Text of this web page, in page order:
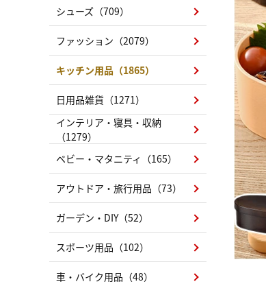
シューズ（709）
ファッション（2079）
キッチン用品（1865）
日用品雑貨（1271）
インテリア・寝具・収納
（1279）
ベビー・マタニティ（165）
アウトドア・旅行用品（73）
ガーデン・DIY（52）
スポーツ用品（102）
車・バイク用品（48）